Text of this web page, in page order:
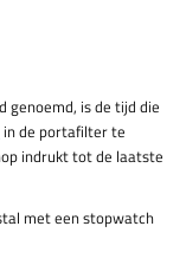
is de tijd die
in de portafilter te
indrukt tot de laatste
met een stopwatch